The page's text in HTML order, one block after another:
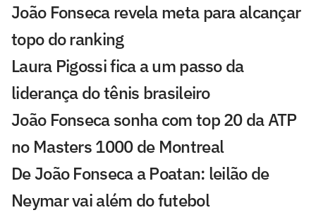
João Fonseca revela meta para alcançar
topo do ranking
Laura Pigossi fica a um passo da
liderança do tênis brasileiro
João Fonseca sonha com top 20 da ATP
no Masters 1000 de Montreal
De João Fonseca a Poatan: leilão de
Neymar vai além do futebol